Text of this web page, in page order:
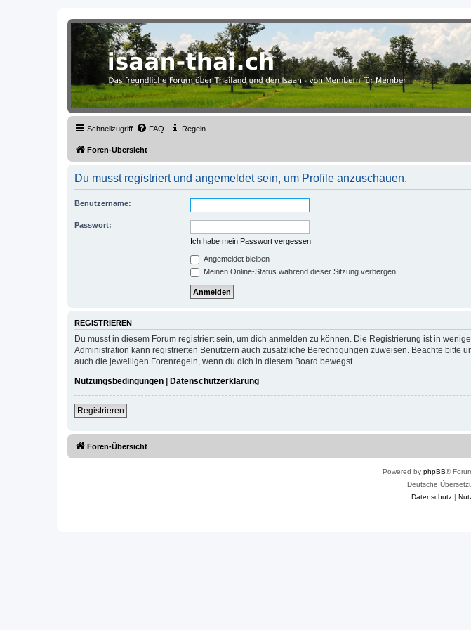
Thailand & Isaan Forum - isaan-thai.ch
Das freundliche Forum über Thailand und den Isaan - von Membern für Member
Schnellzugriff FAQ Regeln
Foren-Übersicht
Du musst registriert und angemeldet sein, um Profile anzuschauen.
Benutzername:
Passwort:
Ich habe mein Passwort vergessen
Angemeldet bleiben
Meinen Online-Status während dieser Sitzung verbergen
REGISTRIEREN
Du musst in diesem Forum registriert sein, um dich anmelden zu können. Die Registrierung ist in
Administration kann registrierten Benutzern auch zusätzliche Berechtigungen zuweisen. Beachte
auch die jeweiligen Forenregeln, wenn du dich in diesem Board bewegst.
Nutzungsbedingungen
Datenschutzerklärung
Registrieren
Foren-Übersicht
Powered by phpBB®
Deutsche
Datenschutz|